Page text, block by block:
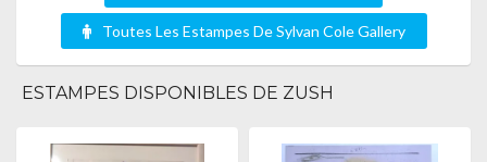
Toutes Les Estampes De Sylvan Cole Gallery
ESTAMPES DISPONIBLES DE ZUSH